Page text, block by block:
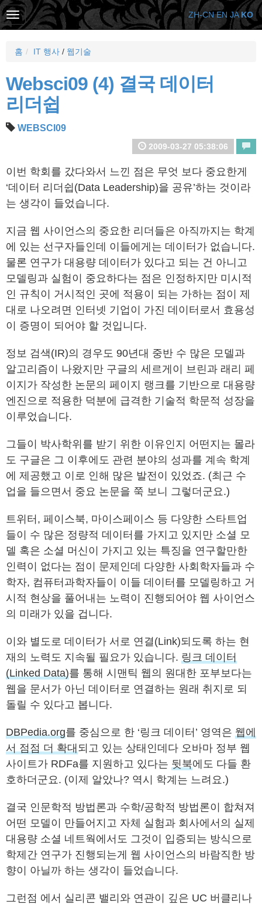
홈 IT 행사 / 웹기술
Websci09 (4) 결국 데이터
리더쉽
WEBSCI09
2009-03-27 05:38:06
이번 학회를 갔다와서 느낀 점은 무엇 보다 중요한게
‘데이터 리더쉽(Data Leadership)을 공유’하는 것이라
는 생각이 들었습니다.
지금 웹 사이언스의 중요한 리더들은 아직까지는 학계
에 있는 선구자들인데 이들에게는 데이터가 없습니다.
물론 연구가 대용량 데이터가 있다고 되는 건 아니고
모델링과 실험이 중요하다는 점은 인정하지만 미시적
인 규칙이 거시적인 곳에 적용이 되는 가하는 점이 제
대로 나오려면 인터넷 기업이 가진 데이터로서 효용성
이 증명이 되어야 할 것입니다.
정보 검색(IR)의 경우도 90년대 중반 수 많은 모델과
알고리즘이 나왔지만 구글의 세르게이 브린과 래리 페
이지가 작성한 논문의 페이지 랭크를 기반으로 대용량
엔진으로 적용한 덕분에 급격한 기술적 학문적 성장을
이루었습니다.
그들이 박사학위를 받기 위한 이유인지 어떤지는 몰라
도 구글은 그 이후에도 관련 분야의 성과를 계속 학계
에 제공했고 이로 인해 많은 발전이 있었죠. (최근 수
업을 들으면서 중요 논문을 쭉 보니 그렇더군요.)
트위터, 페이스북, 마이스페이스 등 다양한 스타트업
들이 수 많은 정량적 데이터를 가지고 있지만 소셜 모
델 혹은 소셜 머신이 가지고 있는 특징을 연구할만한
인력이 없다는 점이 문제인데 다양한 사회학자들과 수
학자, 컴퓨터과학자들이 이들 데이터를 모델링하고 거
시적 현상을 풀어내는 노력이 진행되어야 웹 사이언스
의 미래가 있을 겁니다.
이와 별도로 데이터가 서로 연결(Link)되도록 하는 현
재의 노력도 지속될 필요가 있습니다. 링크 데이터
(Linked Data)를 통해 시맨틱 웹의 원대한 포부보다는
웹을 문서가 아닌 데이터로 연결하는 원래 취지로 되
돌릴 수 있다고 봅니다.
DBPedia.org를 중심으로 한 ‘링크 데이터’ 영역은 웹에
서 점점 더 확대 되고 있는 상태인데다 오바마 정부 웹
사이트가 RDFa를 지원하고 있다는 뒷북에도 다들 환
호하더군요. (이제 알았나? 역시 학계는 느려요.)
결국 인문학적 방법론과 수학/공학적 방법론이 합쳐져
어떤 모델이 만들어지고 자체 실험과 회사에서의 실제
대용량 소셜 네트웍에서도 그것이 입증되는 방식으로
학제간 연구가 진행되는게 웹 사이언스의 바람직한 방
향이 아닐까 하는 생각이 들었습니다.
그런점 에서 실리콘 밸리와 연관이 깊은 UC 버클리나
ZH-CN EN JA KO